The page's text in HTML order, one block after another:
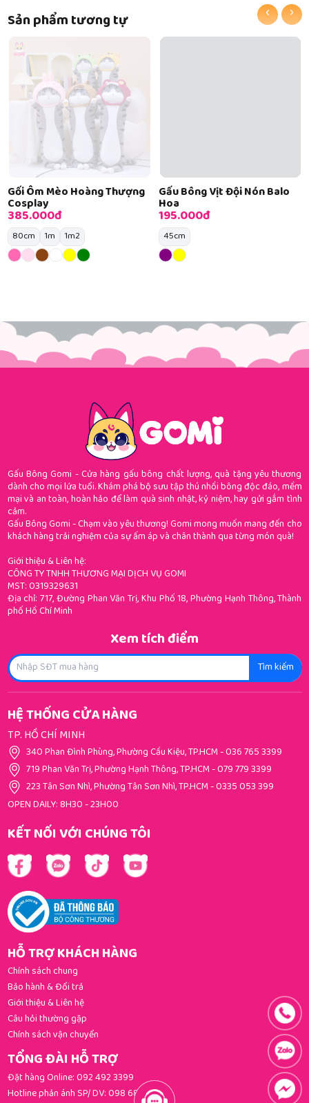
Sản phẩm tương tự
Gối Ôm Mèo Hoàng Thượng
Cosplay
385.000đ
80cm 1m 1m2
Gấu Bông Vịt Đội Nón Balo
Hoa
195.000đ
45cm
‹ ›
Gấu Bông Gomi - Cửa hàng gấu bông chất lượng, quà tặng yêu thương
dành cho mọi lứa tuổi. Khám phá bộ sưu tập thú nhồi bông độc đáo, mềm
mại và an toàn, hoàn hảo để làm quà sinh nhật, kỷ niệm, hay gửi gắm tình
cảm.
Gấu Bông Gomi - Chạm vào yêu thương! Gomi mong muốn mang đến cho
khách hàng trải nghiệm của sự ấm áp và chân thành qua từng món quà!
Giới thiệu & Liên hệ:
CÔNG TY TNHH THƯƠNG MẠI DỊCH VỤ GOMI
MST: 0319329631
Địa chỉ: 717, Đường Phan Văn Trị, Khu Phố 18, Phường Hạnh Thông, Thành
phố Hồ Chí Minh
Xem tích điểm
Tìm kiếm
HỆ THỐNG CỬA HÀNG
TP. HỒ CHÍ MINH
340 Phan Đình Phùng, Phường Cầu Kiệu, TP.HCM-036 765 3399
719 Phan Văn Trị, Phường Hạnh Thông, TP.HCM-079 779 3399
223 Tân Sơn Nhì, Phường Tân Sơn Nhì, TP.HCM-0335 053 399
OPEN DAILY: 8H30 - 23H00
KẾT NỐI VỚI CHÚNG TÔI
HỖ TRỢ KHÁCH HÀNG
Chính sách chung
Bảo hành & Đổi trả
Giới thiệu & Liên hệ
Câu hỏi thường gặp
Chính sách vận chuyển
TỔNG ĐÀI HỖ TRỢ
Đặt hàng Online:092 492 3399
Hotline phản ánh SP/ DV:098 681 3392